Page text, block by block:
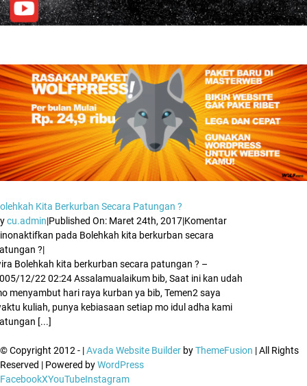
Kita Berkurban Secara Patungan ?
cu.admin|Published On: Maret 24th, 2017|Komentar
pada Bolehkah kita berkurban secara
?|
Bolehkah kita berkurban secara patungan ? –
12/22 02:24 Assalamualaikum bib, Saat ini kan udah
menyambut hari raya kurban ya bib, Temen2 saya
kuliah, punya kebiasaan setiap mo idul adha kami
[...]
© Copyright 2012 - |Avada Website Builder byThemeFusion | All Rights
Reserved | Powered byWordPress
FacebookXYouTubeInstagram